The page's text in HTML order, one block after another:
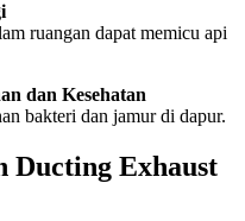
ruangan dapat memicu api
dan Kesehatan
bakteri dan jamur di dapur.
Ducting Exhaust